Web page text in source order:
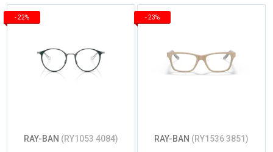
- 22%
RAY-BAN (RY1053 4084)
- 23%
RAY-BAN (RY1536 3851)